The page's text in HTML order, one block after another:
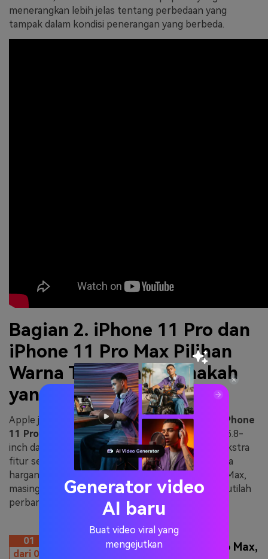
menerangkan lebih jelas tentang perbedaan yang
tampak dalam kondisi penerangan yang berbeda.
Bagian 2. iPhone 11 Pro dan
iPhone 11 Pro Max Pilihan
Warna Tersedia - Manakah
yang terbaik?
Apple juga memperkenalkaniPhone 11 Pro
iPhone
11 Pro Max
, masing-masing dengan ukuran layar 5.8-
inch dan 6.5-inch. Selain itu, jika mereka memiliki ekstra
fitur seperti Super Retina XDR OLED Display, maka
harganya juga akan lebih mahal. Pada Pro dan Pro Max,
masing-masing tersedia 4 warna yang berbeda. Ikutilah
perbandingan warna di bawah ini:
01
dari 04
IPhone 11 Pro dan iPhone 11 Pro Max,
Generator video
AI baru
Buat video viral yang
mengejutkan